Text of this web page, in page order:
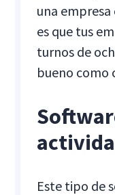
una
es que tus
turnos de
bueno como
Este tipo de